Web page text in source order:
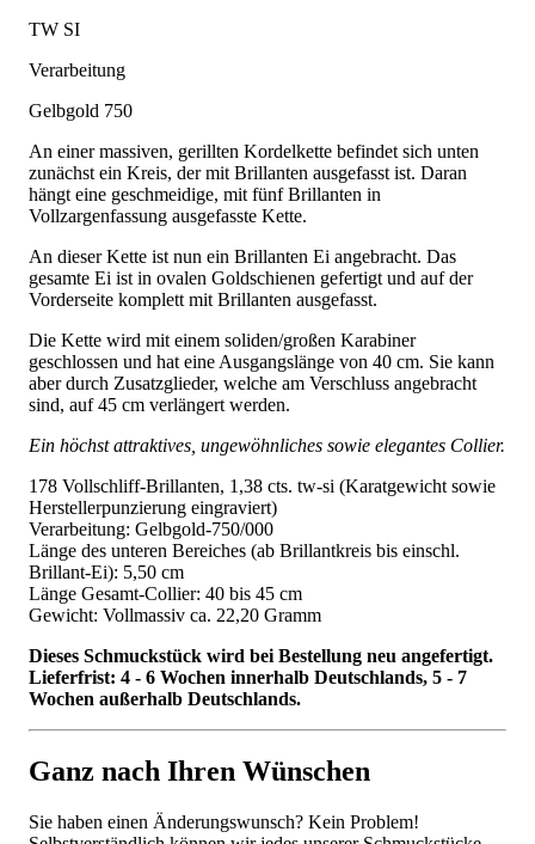
TW SI
Verarbeitung
Gelbgold 750
An einer massiven, gerillten Kordelkette befindet sich unten
zunächst ein Kreis, der mit Brillanten ausgefasst ist. Daran
hängt eine geschmeidige, mit fünf Brillanten in
Vollzargenfassung ausgefasste Kette.
An dieser Kette ist nun ein Brillanten Ei angebracht. Das
gesamte Ei ist in ovalen Goldschienen gefertigt und auf der
Vorderseite komplett mit Brillanten ausgefasst.
Die Kette wird mit einem soliden/großen Karabiner
geschlossen und hat eine Ausgangslänge von 40 cm. Sie kann
aber durch Zusatzglieder, welche am Verschluss angebracht
sind, auf 45 cm verlängert werden.
Ein höchst attraktives, ungewöhnliches sowie elegantes Collier.
178 Vollschliff-Brillanten, 1,38 cts. tw-si (Karatgewicht sowie
Herstellerpunzierung eingraviert)
Verarbeitung: Gelbgold-750/000
Länge des unteren Bereiches (ab Brillantkreis bis einschl.
Brillant-Ei): 5,50 cm
Länge Gesamt-Collier: 40 bis 45 cm
Gewicht: Vollmassiv ca. 22,20 Gramm
Dieses Schmuckstück wird bei Bestellung neu angefertigt.
Lieferfrist: 4 - 6 Wochen innerhalb Deutschlands, 5 - 7
Wochen außerhalb Deutschlands.
Ganz nach Ihren Wünschen
Sie haben einen Änderungswunsch? Kein Problem!